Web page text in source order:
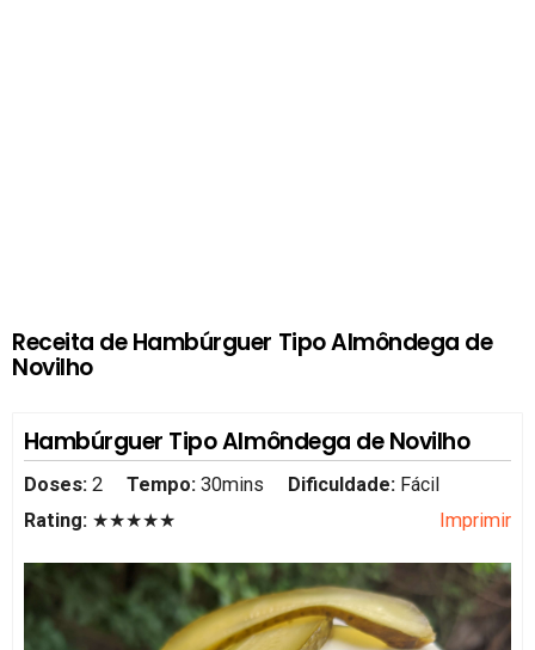
Receita de Hambúrguer Tipo Almôndega de
Novilho
Hambúrguer Tipo Almôndega de Novilho
Doses: 2 Tempo: 30mins Dificuldade: Fácil
Rating: ★★★★★ Imprimir